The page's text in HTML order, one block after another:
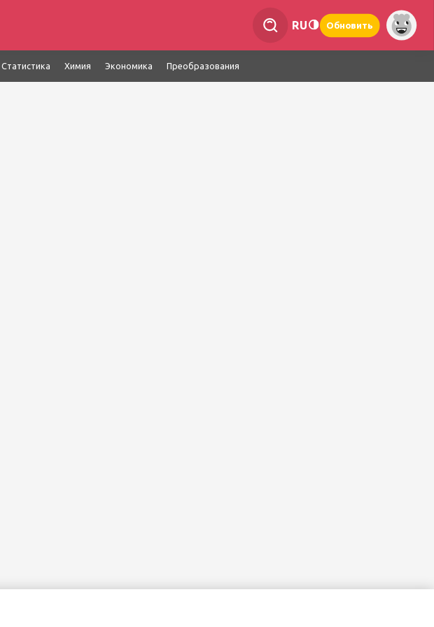
RU Обновить
Статистика Химия Экономика Преобразования